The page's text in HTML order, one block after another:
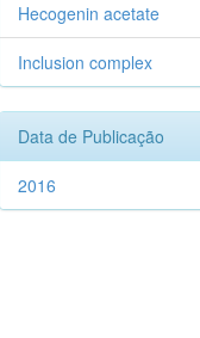
Hecogenin acetate
Inclusion complex
Data de Publicação
2016